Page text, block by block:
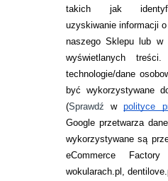
takich jak
uzyskiwanie informacji
naszego Sklepu lub w
wyświetlanych treści.
technologie/dane
być wykorzystywane
(Sprawdźwpolityce
Google przetwarza
wykorzystywane są
eCommerce
wokularach.pl,
INFORMACJE
JAK ZAMAWIAĆ?
ZWROTY I REKLAMACJA
WARUNKI ZAKUPÓW
RANKINGI SOCZEWEK